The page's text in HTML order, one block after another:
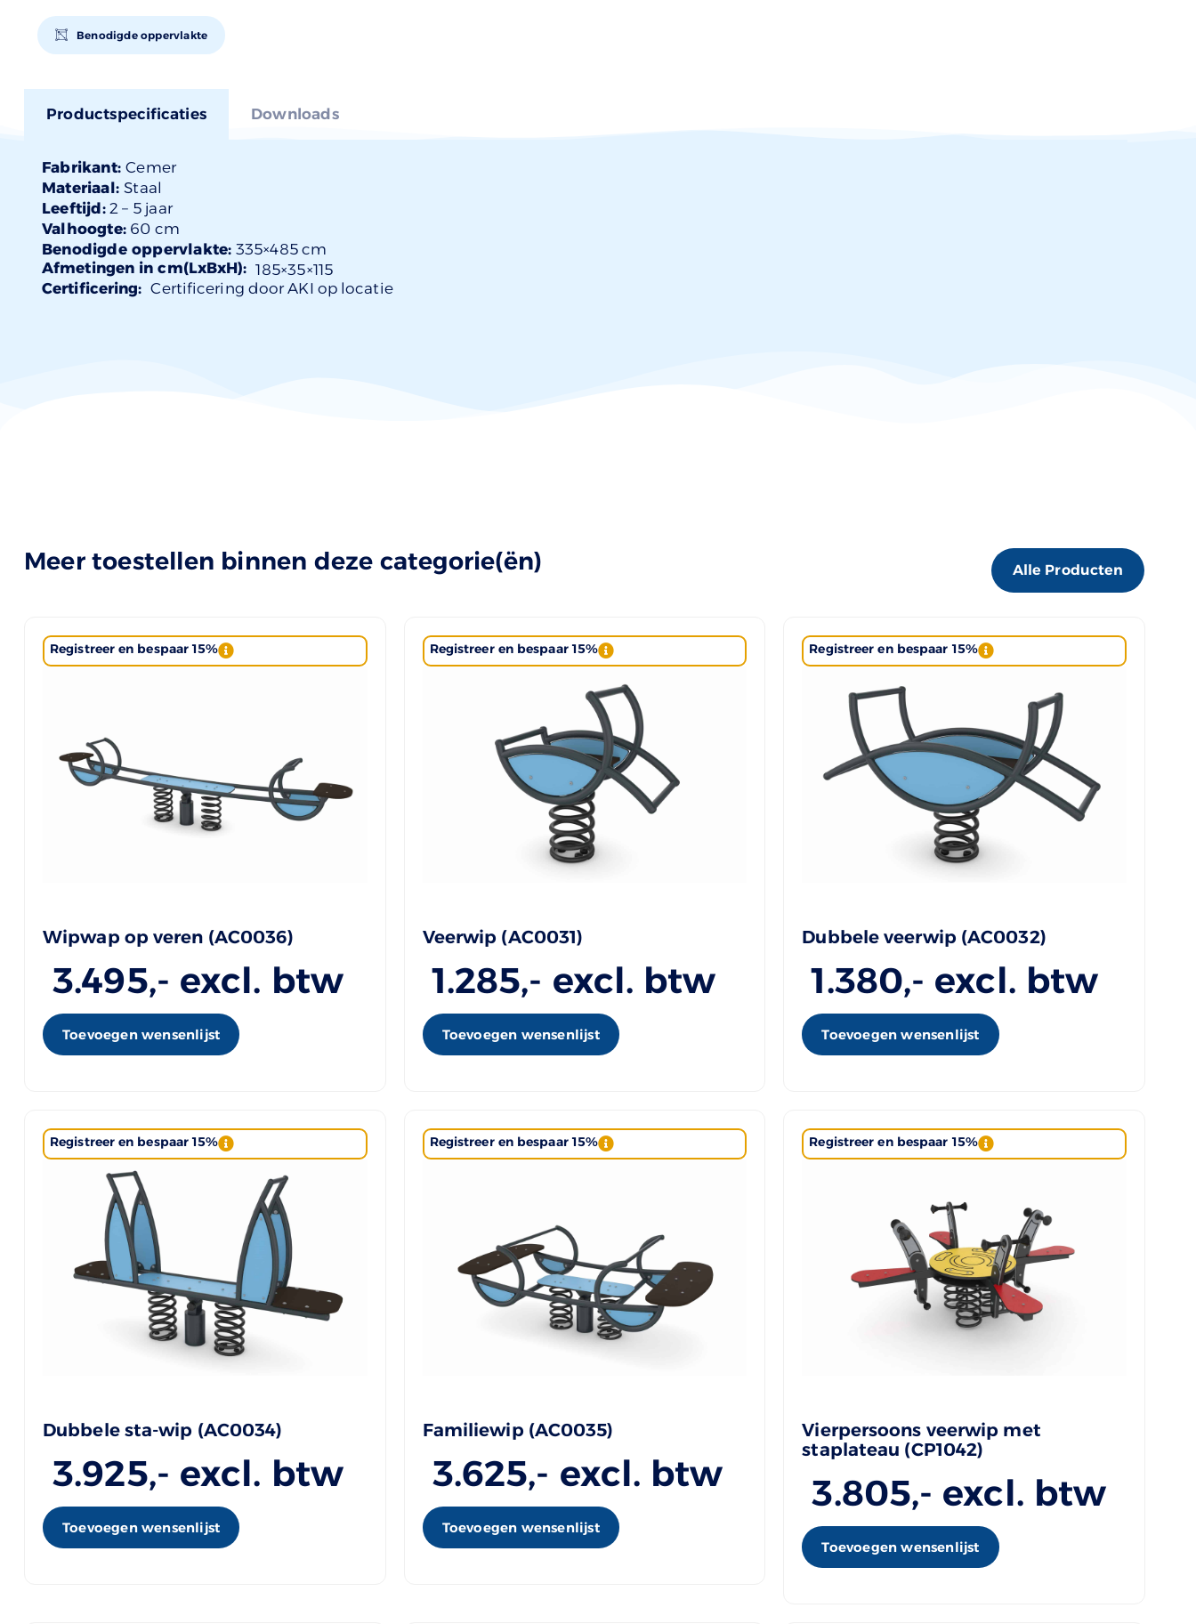
Benodigde oppervlakte
Productspecificaties Downloads
Fabrikant:Cemer
Materiaal:Staal
Leeftijd:2 – 5 jaar
Valhoogte: 60 cm
Benodigde oppervlakte: 335×485 cm
Afmetingen in cm(LxBxH): 185×35×115
Certificering: Certificering door AKI op locatie
Meer toestellen binnen deze categorie(ën) Alle Producten
Registreer en bespaar 15%
Wipwap op veren (AC0036)
3.495,- excl. btw
Toevoegen wensenlijst
Registreer en bespaar 15%
Veerwip (AC0031)
1.285,- excl. btw
Toevoegen wensenlijst
Registreer en bespaar 15%
Dubbele veerwip (AC0032)
1.380,- excl. btw
Toevoegen wensenlijst
Registreer en bespaar 15%
Dubbele sta-wip (AC0034)
3.925,- excl. btw
Toevoegen wensenlijst
Registreer en bespaar 15%
Familiewip (AC0035)
3.625,- excl. btw
Toevoegen wensenlijst
Registreer en bespaar 15%
Vierpersoons veerwip met
staplateau (CP1042)
3.805,- excl. btw
Toevoegen wensenlijst